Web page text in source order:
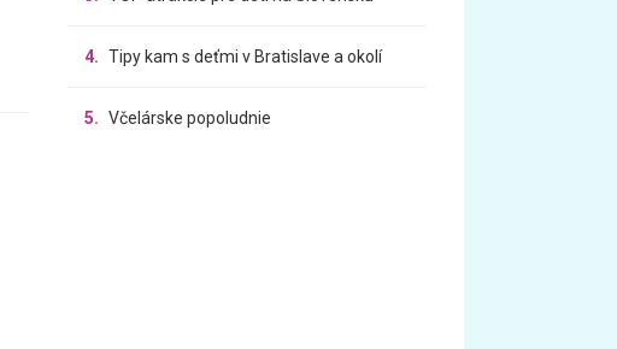
4. Tipy kam s deťmi v Bratislave a okolí
5. Včelárske popoludnie